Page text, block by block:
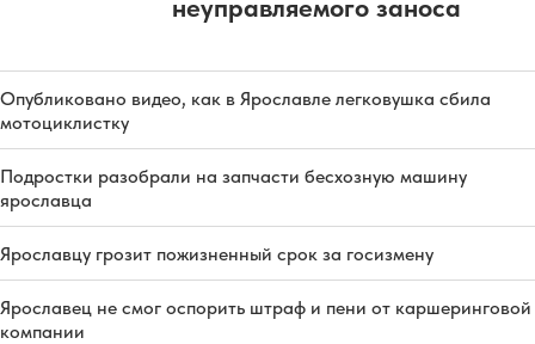
неуправляемого заноса
Опубликовано видео, как в Ярославле легковушка сбила
мотоциклистку
Подростки разобрали на запчасти бесхозную машину
ярославца
Ярославцу грозит пожизненный срок за госизмену
Ярославец не смог оспорить штраф и пени от каршеринговой
компании